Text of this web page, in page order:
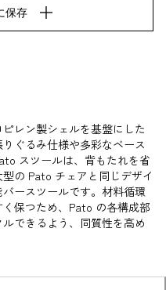
レン製シェルを基盤にした
ぐるみ仕様や多彩なベース
スツールは、背もたれを省
の Pato チェアと同じデザイ
ースツールです。材料循環
保つため、Pato の各構成部
できるよう、同質性を高め
保存